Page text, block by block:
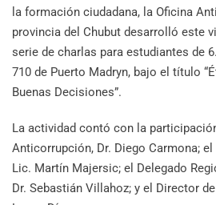
la formación ciudadana, la Oficina
provincia del Chubut desarrolló este
serie de charlas para estudiantes de
710 de Puerto Madryn, bajo el título
Buenas Decisiones”.
La actividad contó con la
Anticorrupción, Dr. Diego Carmona;
Lic. Martín Majersic; el Delegado
Dr. Sebastián Villahoz; y el Director